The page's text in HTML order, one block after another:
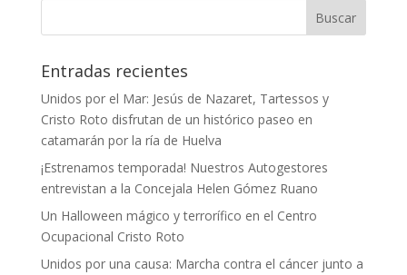
Entradas recientes
Unidos por el Mar: Jesús de Nazaret, Tartessos y
Cristo Roto disfrutan de un histórico paseo en
catamarán por la ría de Huelva
¡Estrenamos temporada! Nuestros Autogestores
entrevistan a la Concejala Helen Gómez Ruano
Un Halloween mágico y terrorífico en el Centro
Ocupacional Cristo Roto
Unidos por una causa: Marcha contra el cáncer junto a